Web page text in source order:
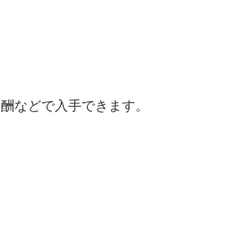
などで入手できます。